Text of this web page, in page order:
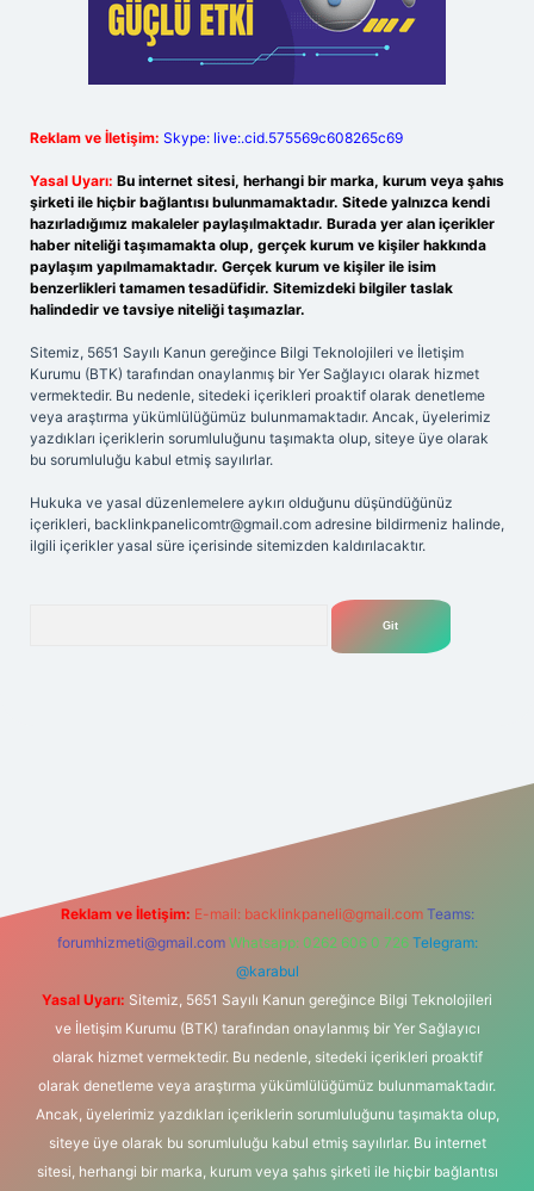
Reklam ve İletişim: Skype: live:.cid.575569c608265c69
Yasal Uyarı: Bu internet sitesi, herhangi bir marka, kurum veya şahıs
şirketi ile hiçbir bağlantısı bulunmamaktadır. Sitede yalnızca kendi
hazırladığımız makaleler paylaşılmaktadır. Burada yer alan içerikler
haber niteliği taşımamakta olup, gerçek kurum ve kişiler hakkında
paylaşım yapılmamaktadır. Gerçek kurum ve kişiler ile isim
benzerlikleri tamamen tesadüfidir. Sitemizdeki bilgiler taslak
halindedir ve tavsiye niteliği taşımazlar.
Sitemiz, 5651 Sayılı Kanun gereğince Bilgi Teknolojileri ve İletişim
Kurumu (BTK) tarafından onaylanmış bir Yer Sağlayıcı olarak hizmet
vermektedir. Bu nedenle, sitedeki içerikleri proaktif olarak denetleme
veya araştırma yükümlülüğümüz bulunmamaktadır. Ancak, üyelerimiz
yazdıkları içeriklerin sorumluluğunu taşımakta olup, siteye üye olarak
bu sorumluluğu kabul etmiş sayılırlar.
Hukuka ve yasal düzenlemelere aykırı olduğunu düşündüğünüz
içerikleri, backlinkpanelicomtr@gmail.com adresine bildirmeniz halinde,
ilgili içerikler yasal süre içerisinde sitemizden kaldırılacaktır.
Reklam ve İletişim: E-mail: backlinkpaneli@gmail.com Teams:
forumhizmeti@gmail.com Whatsapp: 0262 606 0 726 Telegram:
@karabul
Yasal Uyarı: Sitemiz, 5651 Sayılı Kanun gereğince Bilgi Teknolojileri
ve İletişim Kurumu (BTK) tarafından onaylanmış bir Yer Sağlayıcı
olarak hizmet vermektedir. Bu nedenle, sitedeki içerikleri proaktif
olarak denetleme veya araştırma yükümlülüğümüz bulunmamaktadır.
Ancak, üyelerimiz yazdıkları içeriklerin sorumluluğunu taşımakta olup,
siteye üye olarak bu sorumluluğu kabul etmiş sayılırlar. Bu internet
sitesi, herhangi bir marka, kurum veya şahıs şirketi ile hiçbir bağlantısı